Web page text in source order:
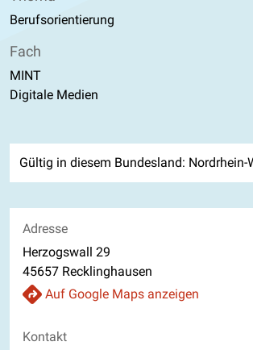
Berufsorientierung
Fach
MINT
Digitale Medien
Gültig in diesem Bundesland: Nordrhein-
Adresse
Herzogswall 29
45657 Recklinghausen
Auf Google Maps anzeigen
Kontakt